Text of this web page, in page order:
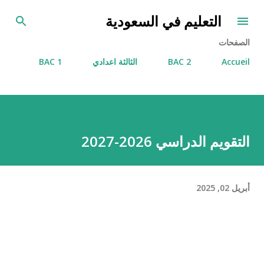
التخطي إلى المحتوى الرئيسي
التعليم في السعودية
الصفحات
Accueil
2 BAC الثالثة اعدادي 1 BAC
التقويم الدراسي 2026-2027
أبريل 02, 2025